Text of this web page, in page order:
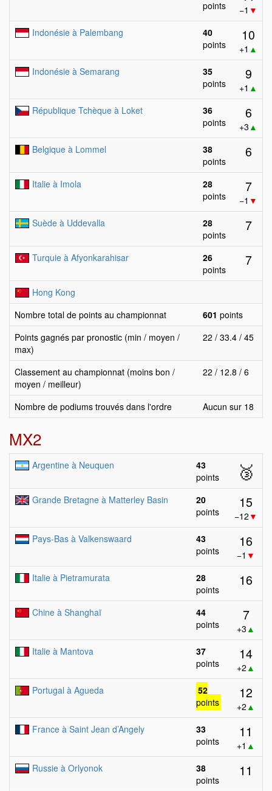
points −1 ▼
Indonésie à Palembang
40
points
10
+1 ▲
Indonésie à Semarang
35
points
9
+1 ▲
République Tchèque à Loket
36
points
6
+3 ▲
Belgique à Lommel
38
points
6
Italie à Imola
28
points
7
−1 ▼
Suède à Uddevalla
28
points
7
Turquie à Afyonkarahisar
26
points
7
Hong Kong
Nombre total de points au championnat
601 points
Points gagnés par pronostic (min / moyen /
max)
22 / 33.4 / 45
Classement au championnat (moins bon /
moyen / meilleur)
22 / 12.8 / 6
Nombre de podiums trouvés dans l'ordre Aucun sur 18
MX2
Argentine à Neuquen
43
points
🥉
Grande Bretagne à Matterley Basin
20
points
15
−12 ▼
Pays-Bas à Valkenswaard
43
points
16
−1 ▼
Italie à Pietramurata
28
points
16
Chine à Shanghaï
44
points
7
+3 ▲
Italie à Mantova
37
points
14
+2 ▲
Portugal à Agueda
52
points
12
+2 ▲
France à Saint Jean d’Angely
33
points
11
+1 ▲
Russie à Orlyonok
38
points
11